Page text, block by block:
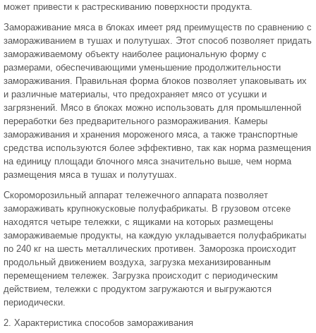
может привести к растрескиванию поверхности продукта.
Замораживание мяса в блоках имеет ряд преимуществ по сравнению с
замораживанием в тушах и полутушах. Этот способ позволяет придать
замораживаемому объекту наиболее рациональную форму с
размерами, обеспечивающими уменьшение продолжительности
замораживания. Правильная форма блоков позволяет упаковывать их
и различные материалы, что предохраняет мясо от усушки и
загрязнений. Мясо в блоках можно использовать для промышленной
переработки без предварительного размораживания. Камеры
замораживания и хранения мороженого мяса, а также транспортные
средства используются более эффективно, так как норма размещения
на единицу площади блочного мяса значительно выше, чем норма
размещения мяса в тушах и полутушах.
Скороморозильный аппарат тележечного аппарата позволяет
замораживать крупнокусковые полуфабрикаты. В грузовом отсеке
находятся четыре тележки, с ящиками на которых размещены
замораживаемые продукты, на каждую укладывается полуфабрикаты
по 240 кг на шесть металлических противен. Заморозка происходит
продольный движением воздуха, загрузка механизированным
перемещением тележек. Загрузка происходит с периодическим
действием, тележки с продуктом загружаются и выгружаются
периодически.
2. Характеристика способов замораживания